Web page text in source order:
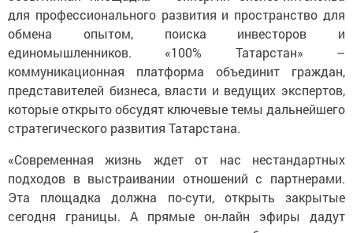
для профессионального развития и пространство для
обмена опытом, поиска инвесторов и
единомышленников. «100% Татарстан» –
коммуникационная платформа объединит граждан,
представителей бизнеса, власти и ведущих экспертов,
которые открыто обсудят ключевые темы дальнейшего
стратегического развития Татарстана.
«Современная жизнь ждет от нас нестандартных
подходов в выстраивании отношений с партнерами.
Эта площадка должна по-сути, открыть закрытые
сегодня границы. А прямые он-лайн эфиры дадут